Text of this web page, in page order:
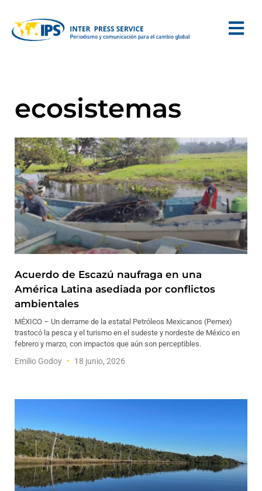
ecosistemas
Acuerdo de Escazú naufraga en una
América Latina asediada por conflictos
ambientales
MÉXICO – Un derrame de la estatal Petróleos Mexicanos (Pemex)
trastocó la pesca y el turismo en el sudeste y nordeste de México en
febrero y marzo, con impactos que aún son perceptibles.
Emilio Godoy 18 junio, 2026